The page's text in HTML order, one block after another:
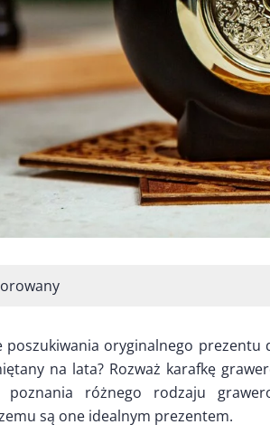
poszukiwania oryginalnego
na lata? Rozważ karafkę
różnego rodzaju
są one idealnym prezentem.